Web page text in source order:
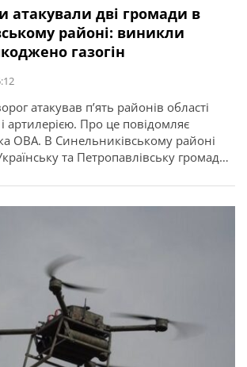
атакували дві громади в
районі: виникли
газогін
атакував п’ять районів області
артилерією. Про це повідомляє
ОВА. В Синельниківському районі
та Петропавлівську громади